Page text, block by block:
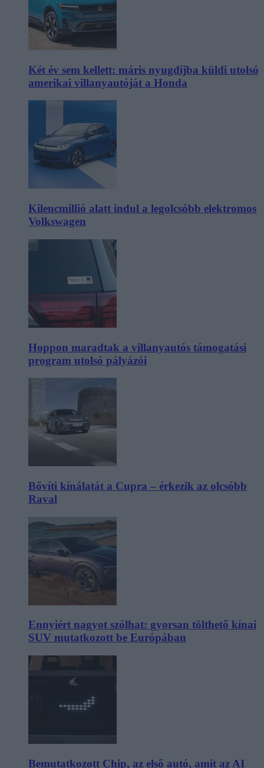
Két év sem kellett: máris nyugdíjba küldi utolsó
amerikai villanyautóját a Honda
Kilencmillió alatt indul a legolcsóbb elektromos
Volkswagen
Hoppon maradtak a villanyautós támogatási
program utolsó pályázói
Bővíti kínálatát a Cupra – érkezik az olcsóbb
Raval
Ennyiért nagyot szólhat: gyorsan tölthető kínai
SUV mutatkozott be Európában
Bemutatkozott Chip, az első autó, amit az AI